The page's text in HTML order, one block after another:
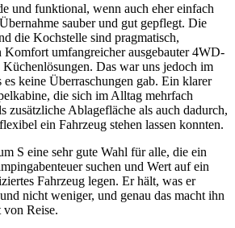
und funktional, wenn auch eher einfach
sauber und gut gepflegt. Die
die Kochstelle sind pragmatisch,
Komfort umfangreicher ausgebauter 4WD-
Das war uns jedoch im
es keine Überraschungen gab. Ein klarer
die sich im Alltag mehrfach
zusätzliche Ablagefläche als auch dadurch,
ein Fahrzeug stehen lassen konnten.
S eine sehr gute Wahl für alle, die ein
suchen und Wert auf ein
Fahrzeug legen. Er hält, was er
nicht weniger, und genau das macht ihn
von Reise.